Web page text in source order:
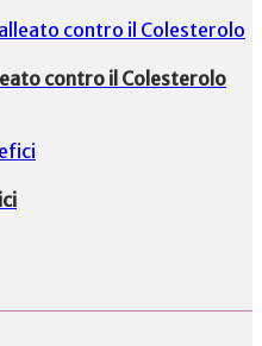
contro il Colesterolo